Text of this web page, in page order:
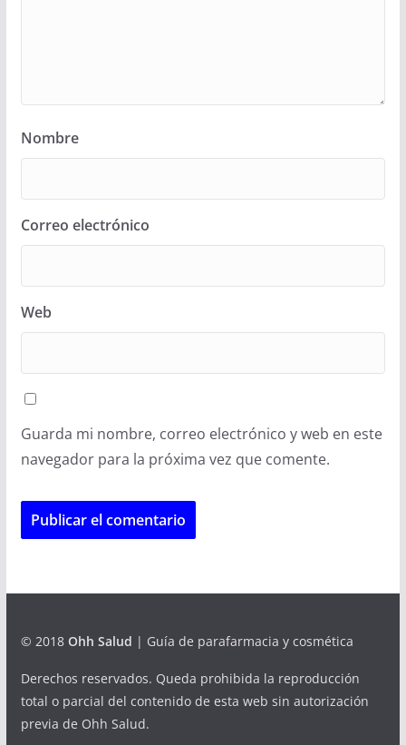
Nombre
Correo electrónico
Web
Guarda mi nombre, correo electrónico y web en este
navegador para la próxima vez que comente.
© 2018 Ohh Salud | Guía de parafarmacia y cosmética
Derechos reservados. Queda prohibida la reproducción
total o parcial del contenido de esta web sin autorización
previa de Ohh Salud.